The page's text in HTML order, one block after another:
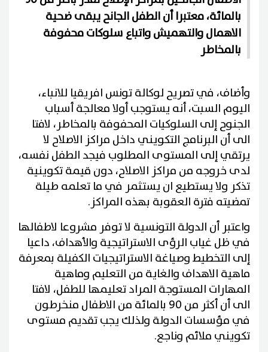
بالمائة، معتبرا أن الطفل الجانح يبقى ضحية
الاهمال والتهميش واتباع سلوكات محفوفة
بالمخاطر
وأضاف، في تصريح لوكالة تونس افريقيا للانباء،
اليوم السبت، أنه يستوجب أولا معالجة أسباب
الجنوح إلى السلوكيات المحفوفة بالمخاطر، لافتا
الى أن البرنامج التكويني داخل مراكز الاصلاح لا
يرتقي إلى المستوى المطلوب فيجد الطفل نفسه،
لدى خروجه من مراكز الاصلاح، دون قيمة تكوينية
تذكر ولا يستطيع ان يستثمر في ما تعلمه طيلة
تمضيته فترة العقوبة بهذه المراكز.
واعتبر أن الدولة التونسية لا توفر مشروعا لاطفالها
في ظل غياب الرؤى الاستراتيجية والأهداف، داعيا
إلى التخطيط وصياغة الاستراتيجيات الكفيلة بمعرفة
ماهية الاهداف والغاية من التعليم وماهية
المهارات المستوجة المراد تعليمها للطفل، لافتا
الى أن أكثر من 90 بالمائة من الاطفال منخرطون
في مؤسسات الدولة ولذلك يجب تقديم مستوى
تكويني ملائم وناجع.